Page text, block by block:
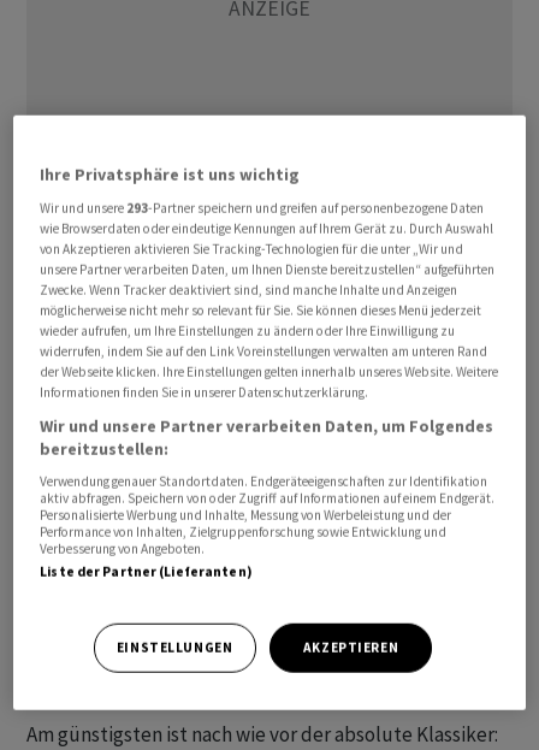
Eine Hitzewelle rollt gerade über die Schweiz. Das
Thermometer klettert dieses Wochenende auf bis zu 38
Grad. Für viele heisst es darum: Ab in die Badi! Neben
dem Sprung ins kühle Wasser gehört zum
Freibadbesuch auch die Glace am Kiosk. Doch diese wird
immer teuer – oder?
Am Glacepreis lässt sich die Teuerung über die Jahre
besonders gut verfolgen. Viele wissen noch, wie viel ihre
Lieblingsglace in der Kindheit gekostet hat. Einst gab es
die Kult-Wasserglace Rakete für 30 Rappen. Aber wie
viel muss man heutzutage für eine Glace am Badi-Kiosk
wie viel die Glace-Klassiker dieses Jahr kosten.
Stabile Preise
Am günstigsten ist nach wie vor der absolute Klassiker:
Ihre Privatsphäre ist uns wichtig
Wir und unsere 293-Partner speichern und greifen auf personenbezogene Daten
wie Browserdaten oder eindeutige Kennungen auf Ihrem Gerät zu. Durch Auswahl
von Akzeptieren aktivieren Sie Tracking-Technologien für die unter „Wir und
unsere Partner verarbeiten Daten, um Ihnen Dienste bereitzustellen“ aufgeführten
Zwecke. Wenn Tracker deaktiviert sind, sind manche Inhalte und Anzeigen
möglicherweise nicht mehr so relevant für Sie. Sie können dieses Menü jederzeit
wieder aufrufen, um Ihre Einstellungen zu ändern oder Ihre Einwilligung zu
widerrufen, indem Sie auf den Link Voreinstellungen verwalten am unteren Rand
der Webseite klicken. Ihre Einstellungen gelten innerhalb unseres Website. Weitere
Informationen finden Sie in unserer Datenschutzerklärung.
Wir und unsere Partner verarbeiten Daten, um Folgendes
bereitzustellen:
Verwendung genauer Standortdaten. Endgeräteeigenschaften zur Identifikation
aktiv abfragen. Speichern von oder Zugriff auf Informationen auf einem Endgerät.
Personalisierte Werbung und Inhalte, Messung von Werbeleistung und der
Performance von Inhalten, Zielgruppenforschung sowie Entwicklung und
Verbesserung von Angeboten.
Liste der Partner (Lieferanten)
EINSTELLUNGEN AKZEPTIEREN